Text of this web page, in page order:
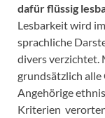
dafür flüssig
Lesbarkeit wird
sprachliche
divers verzichtet.
grundsätzlich alle
Angehörige
Kriterien